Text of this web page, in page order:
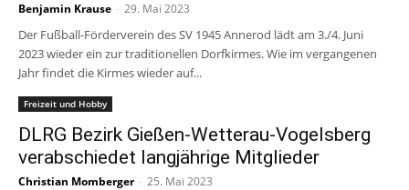
Benjamin Krause - 29. Mai 2023
Der Fußball-Förderverein des SV 1945 Annerod lädt am 3./4. Juni
2023 wieder ein zur traditionellen Dorfkirmes. Wie im vergangenen
Jahr findet die Kirmes wieder auf...
Freizeit und Hobby
DLRG Bezirk Gießen-Wetterau-Vogelsberg
verabschiedet langjährige Mitglieder
Christian Momberger - 25. Mai 2023